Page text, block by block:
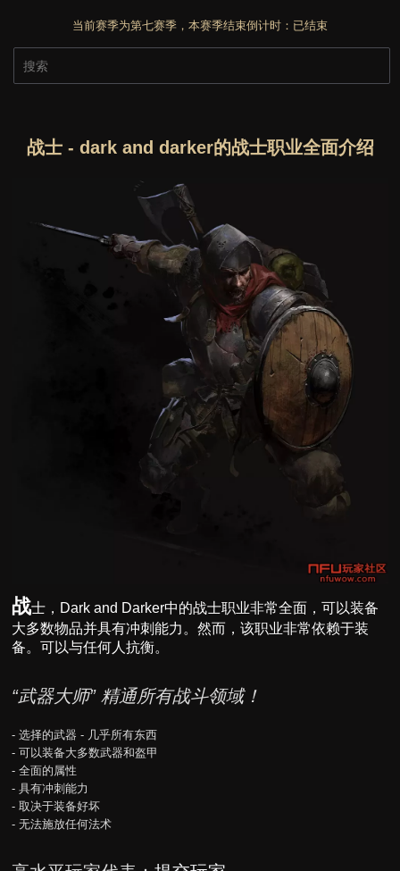
当前赛季为第七赛季，本赛季结束倒计时： 已结束
战士 - dark and darker的战士职业全面介绍
战士 ，Dark and Darker中的战士职业非常全面，可以装备
大多数物品并具有冲刺能力。然而，该职业非常依赖于装
备。可以与任何人抗衡。
“武器大师” 精通所有战斗领域！
- 选择的武器 - 几乎所有东西
- 可以装备大多数武器和盔甲
- 全面的属性
- 具有冲刺能力
- 取决于装备好坏
- 无法施放任何法术